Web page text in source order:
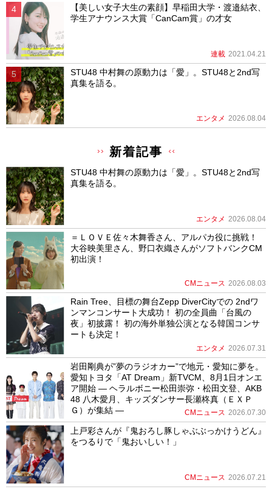
【美しい女子大生の素顔】早稲田大学・渡邉結衣、
学生アナウンス大賞「CanCam賞」の才女
連載 2021.04.21
STU48 中村舞の原動力は「愛」。STU48と2nd写
真集を語る。
エンタメ 2026.08.04
新着記事
STU48 中村舞の原動力は「愛」。STU48と2nd写
真集を語る。
エンタメ 2026.08.04
＝ＬＯＶＥ佐々木舞香さん、アルパカ役に挑戦！
大谷映美里さん、野口衣織さんがソフトバンクCM
初出演！
CMニュース 2026.08.03
Rain Tree、目標の舞台Zepp DiverCityでの 2ndワ
ンマンコンサート大成功！ 初の全員曲「台風の
夜」初披露！ 初の海外単独公演となる韓国コンサ
ートも決定！
エンタメ 2026.07.31
岩田剛典が”夢のラジオカー”で地元・愛知に夢を。
愛知トヨタ「AT Dream」新TVCM、8月1日オンエ
ア開始 ― ヘラルボニー松田崇弥・松田文登、AKB
48 八木愛月、キッズダンサー長瀬柊真（ＥＸＰ
Ｇ）が集結 ―
CMニュース 2026.07.30
上戸彩さんが『鬼おろし豚しゃぶぶっかけうどん』
をつるりで「鬼おいしい！」
CMニュース 2026.07.21